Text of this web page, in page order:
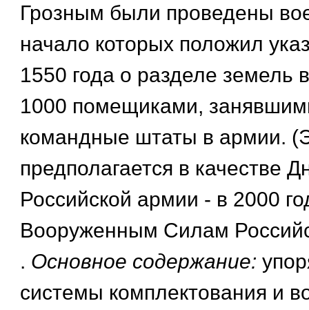
Грозным были проведены
начало которых положил
1550 года о разделе земель
1000 помещиками,
командные штаты в армии.
предполагается в качестве
Российской армии - в 2000
Вооруженным Силам
. Основное содержание:
системы комплектования и